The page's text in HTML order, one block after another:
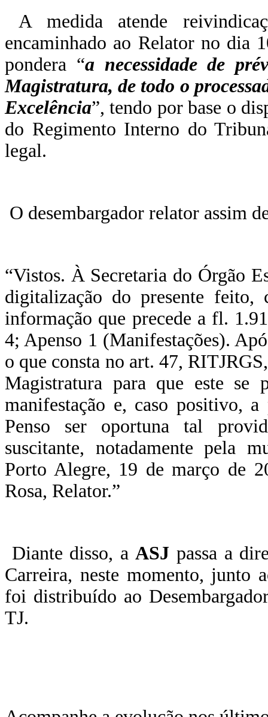
A medida atende
encaminhado ao Relator no dia
pondera “a necessidade de
Magistratura, de todo o
Excelência”, tendo por base o
do Regimento Interno do
legal.
O desembargador relator assim
“Vistos. À Secretaria do Órgão
digitalização do presente
informação que precede a fl.
4; Apenso 1 (Manifestações).
o que consta no art. 47,
Magistratura para que este se
manifestação e, caso positivo,
Penso ser oportuna tal
suscitante, notadamente pela
Porto Alegre, 19 de março de
Rosa, Relator.”
Diante disso, aASJpassa a
Carreira, neste momento, junto
foi distribuído ao
TJ.